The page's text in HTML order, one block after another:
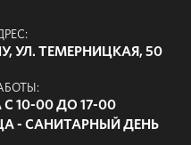
УЛ. ТЕМЕРНИЦКАЯ, 50
10-00 ДО 17-00
- САНИТАРНЫЙ ДЕНЬ